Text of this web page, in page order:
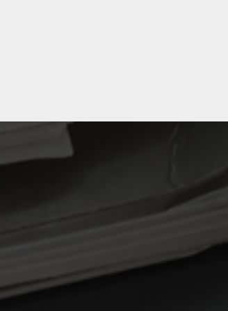
。
について本
を知ること
報を使用す